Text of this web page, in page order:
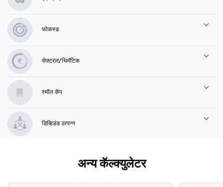
फोकस्ड
सेक्टरल/थिमॅटिक
स्मॉल कॅप
डिव्हिडंड उत्पन्न
अन्य कॅल्क्युलेटर